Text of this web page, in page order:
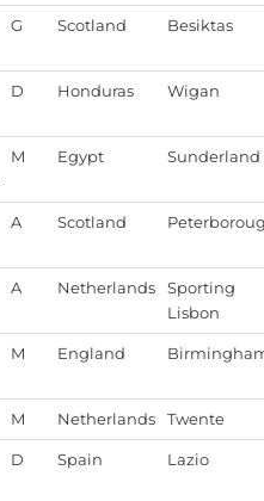
G Scotland Besiktas
D Honduras Wigan
M Egypt Sunderland
A Scotland
A Netherlands
Sporting
Lisbon
M England
M Netherlands Twente
D Spain Lazio